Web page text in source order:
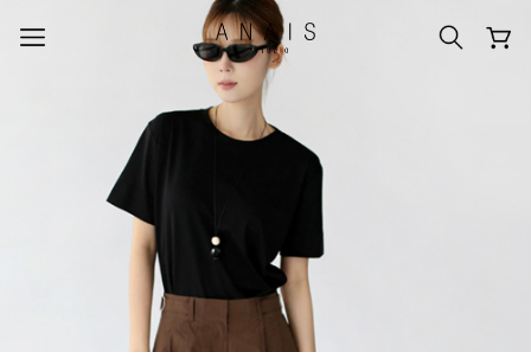
人気のクエリ
#신상5%할인 #아나이스 제작
#MD추천 #당일발송 #BEST OF BEST